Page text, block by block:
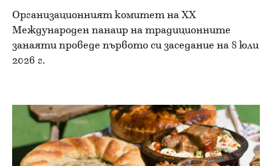
Организационният комитет на XX
Международен панаир на традиционните
занаяти проведе първото си заседание на 8 юли
2026 г.